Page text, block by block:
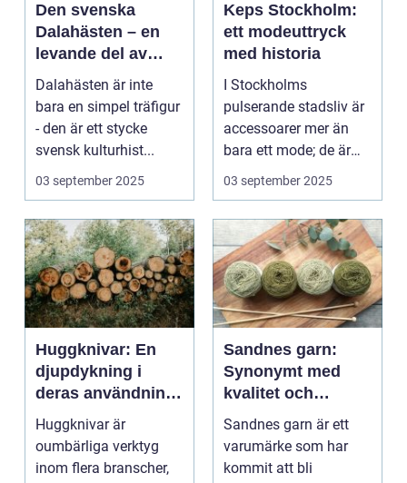
Den svenska
Dalahästen – en
levande del av
Sveriges
kulturhistoria.
Dalahästen är inte
bara en simpel träfigur
- den är ett stycke
svensk kulturhist...
03 september 2025
Keps Stockholm:
ett modeuttryck
med historia
I Stockholms
pulserande stadsliv är
accessoarer mer än
bara ett mode; de är
uttryck f...
03 september 2025
Huggknivar: En
djupdykning i
deras användning
och betydelse
Huggknivar är
oumbärliga verktyg
inom flera branscher,
Sandnes garn:
Synonymt med
kvalitet och
tradition
Sandnes garn är ett
varumärke som har
kommit att bli